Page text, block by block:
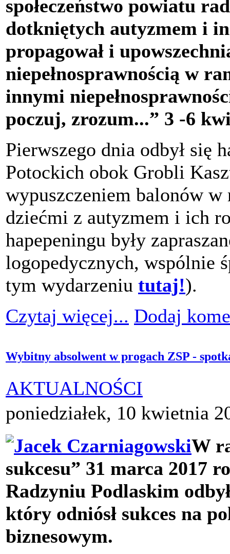
społeczeństwo powiatu
dotkniętych autyzmem i
propagował i
niepełnosprawnością w
innymi
poczuj, zrozum...” 3 -6
Pierwszego dnia odbył się
Potockich obok Grobli
wypuszczeniem balonów
dziećmi z autyzmem i ich
hapepeningu były
logopedycznych, wspólnie
tym wydarzeniu tutaj!).
Czytaj więcej... Dodaj
Wybitny absolwent w progach ZSP -
AKTUALNOŚCI
poniedziałek, 10 kwietnia
W
sukcesu” 31 marca 2017
Radzyniu Podlaskim
który odniósł sukces na
biznesowym.